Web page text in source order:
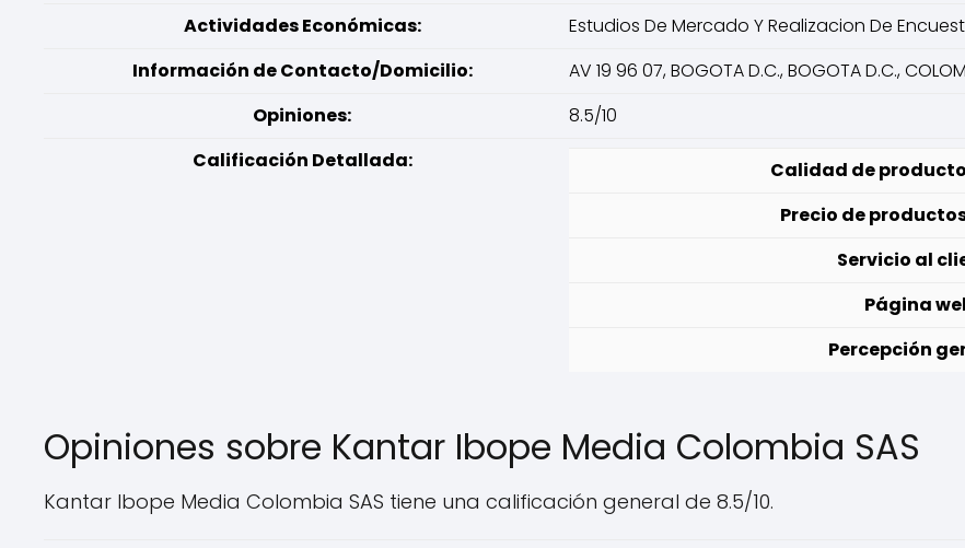
Actividades Económicas:
Estudios De Mercado Y Realizacion De
Información de Contacto/Domicilio:
AV 19 96 07, BOGOTA D.C., BOGOTA D.C.,
Opiniones:
8.5/10
Calificación Detallada:
Calidad de
Precio de
Servicio al
Página
Percepción
Opiniones sobre Kantar Ibope Media Colombia SAS
Kantar Ibope Media Colombia SAS tiene una calificación general de 8.5/10.